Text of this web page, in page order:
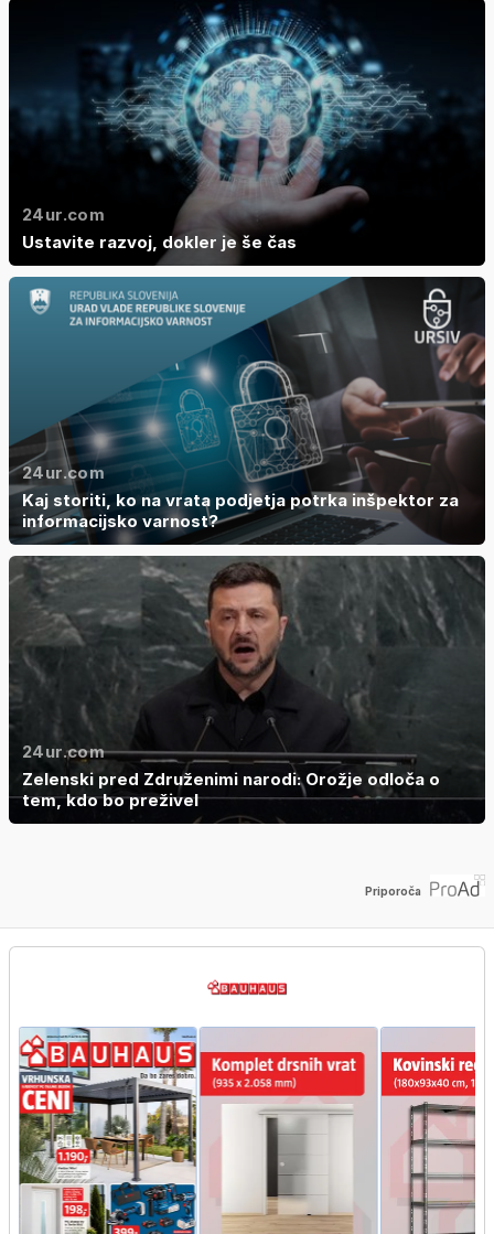
24ur.com
Ustavite razvoj, dokler je še čas
24ur.com
Kaj storiti, ko na vrata podjetja potrka inšpektor za
informacijsko varnost?
24ur.com
Zelenski pred Združenimi narodi: Orožje odloča o
tem, kdo bo preživel
Priporoča